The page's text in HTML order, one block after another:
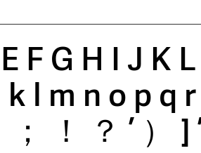
；！？’